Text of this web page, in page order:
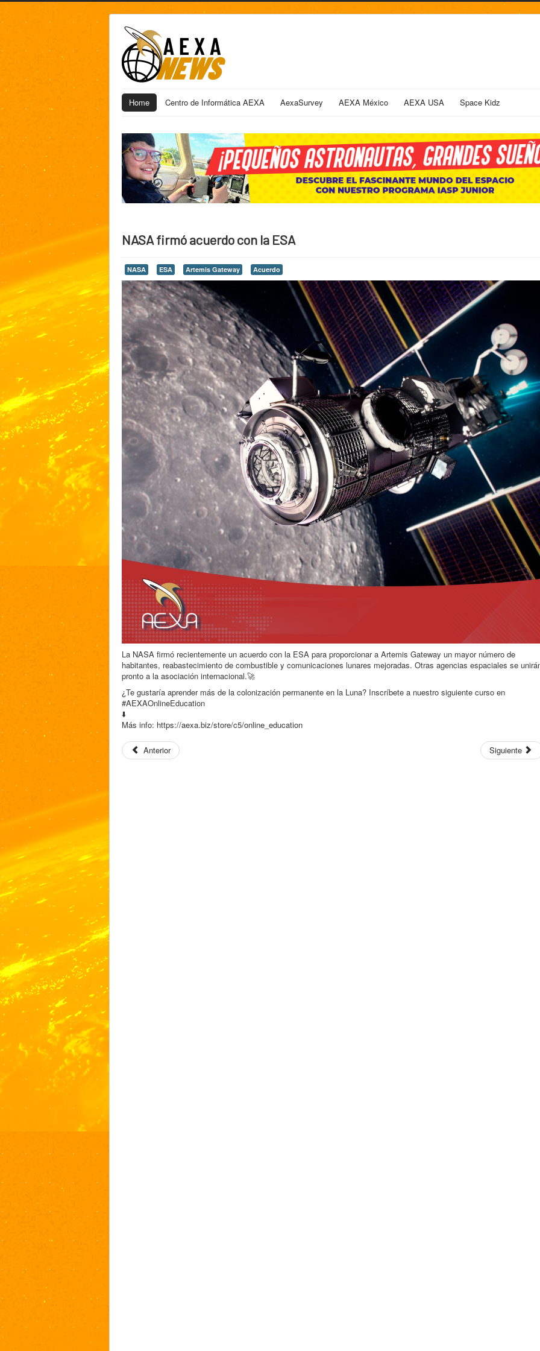
Home Centro de Informática AEXA AexaSurvey AEXA México AEXA USA Space Kidz
NASA firmó acuerdo con la ESA
NASA ESA Artemis Gateway Acuerdo
La NASA firmó recientemente un acuerdo con la ESA para proporcionar a Artemis Gateway un mayor número de
habitantes, reabastecimiento de combustible y comunicaciones lunares mejoradas. Otras agencias espaciales se
pronto a la asociación internacional.🚀
¿Te gustaría aprender más de la colonización permanente en la Luna? Inscríbete a nuestro siguiente curso en
#AEXAOnlineEducation
⬇️
Más info: https://aexa.biz/store/c5/online_education
Anterior Siguiente